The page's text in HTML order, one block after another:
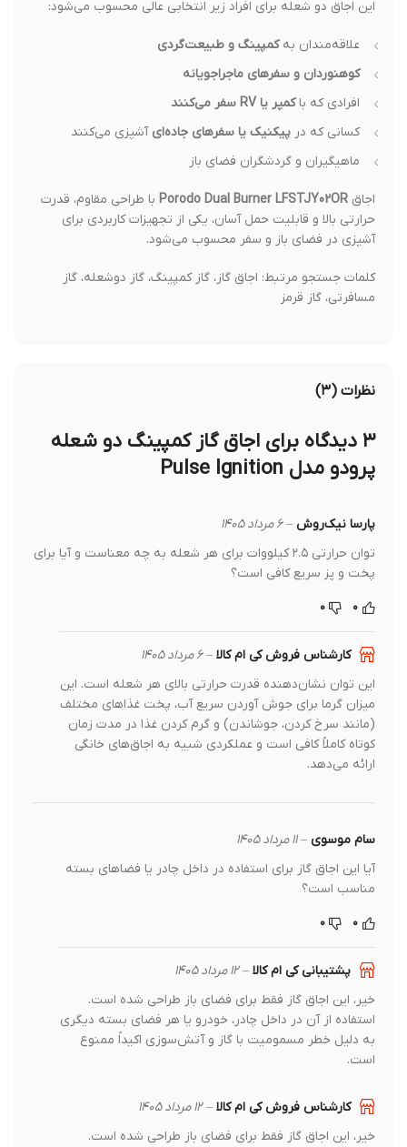
این اجاق دو شعله برای افراد زیر انتخابی عالی محسوب می‌شود:
علاقه‌مندان بهکمپینگ و طبیعت‌گردی
کوهنوردان و سفرهای ماجراجویانه
افرادی که باکمپر یا RV سفر می‌کنند
کسانی که درپیکنیک یا سفرهای جاده‌ایآشپزی می‌کنند
ماهیگیران و گردشگران فضای باز
Porodo Dual Burner LFSTJY02ORبا طراحی مقاوم، قدرت
حرارتی بالا و قابلیت حمل آسان، یکی از تجهیزات کاربردی برای
آشپزی در فضای باز و سفر محسوب می‌شود.
کلمات جستجو مرتبط: اجاق گاز، گاز کمپینگ، گاز دوشعله، گاز
مسافرتی، گاز قرمز
نظرات (۳)
اجاق گاز کمپینگ دو شعله
پرودو مدل Pulse Ignition
پارسا نیک‌روش– ۶ مرداد ۱۴۰۵
توان حرارتی ۲.۵ کیلووات برای هر شعله به چه معناست و آیا برای
پخت و پز سریع کافی است؟
کارشناس فروش کی ام کالا– ۶ مرداد ۱۴۰۵
این توان نشان‌دهنده قدرت حرارتی بالای هر شعله است. این
میزان گرما برای جوش آوردن سریع آب، پخت غذاهای مختلف
(مانند سرخ کردن، جوشاندن) و گرم کردن غذا در مدت زمان
کوتاه کاملاً کافی است و عملکردی شبیه به اجاق‌های خانگی
ارائه می‌دهد.
سام موسوی– ۱۱ مرداد ۱۴۰۵
آیا این اجاق گاز برای استفاده در داخل چادر یا فضاهای بسته
مناسب است؟
پشتیبانی کی ام کالا– ۱۲ مرداد ۱۴۰۵
خیر، این اجاق گاز فقط برای فضای باز طراحی شده است.
استفاده از آن در داخل چادر، خودرو یا هر فضای بسته دیگری
به دلیل خطر مسمومیت با گاز و آتش‌سوزی اکیداً ممنوع
است.
کارشناس فروش کی ام کالا– ۱۲ مرداد ۱۴۰۵
خیر، این اجاق گاز فقط برای فضای باز طراحی شده است.